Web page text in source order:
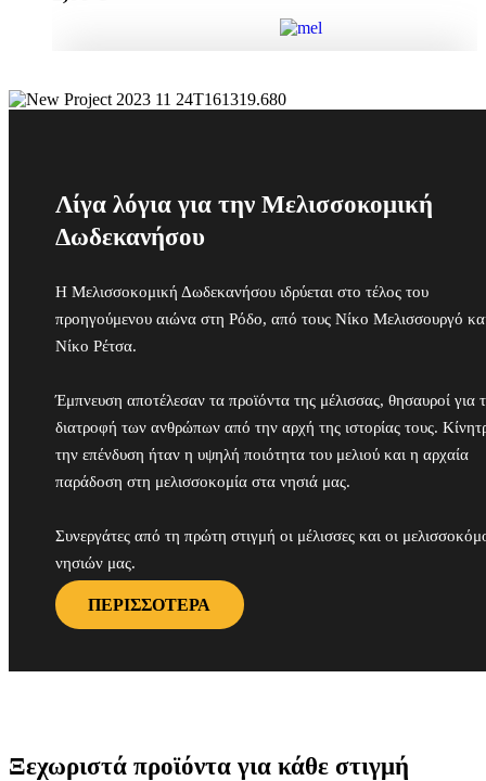
Μπομπονιέρα Γέννας Κουτί με Αστέρια, It's a boy
Λίγα λόγια για την Μελισσοκομική
Δωδεκανήσου
Η Μελισσοκομική Δωδεκανήσου ιδρύεται στο τέλος του
προηγούμενου αιώνα στη Ρόδο, από τους Νίκο Μελισσουργό
Νίκο Ρέτσα.
Έμπνευση αποτέλεσαν τα προϊόντα της μέλισσας, θησαυροί για
διατροφή των ανθρώπων από την αρχή της ιστορίας τους.
την επένδυση ήταν η υψηλή ποιότητα του μελιού και η αρχαία
παράδοση στη μελισσοκομία στα νησιά μας.
Συνεργάτες από τη πρώτη στιγμή οι μέλισσες και οι
νησιών μας.
ΠΕΡΙΣΣΟΤΕΡΑ
Ξεχωριστά προϊόντα για κάθε στιγμή